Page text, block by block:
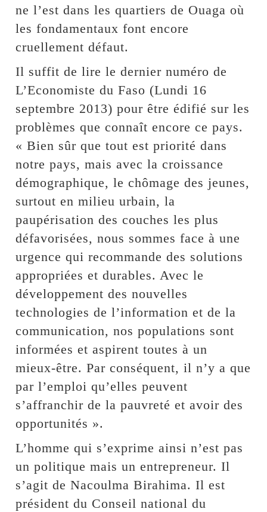
ne l’est dans les quartiers de Ouaga où
les fondamentaux font encore
cruellement défaut.
Il suffit de lire le dernier numéro de
L’Economiste du Faso (Lundi 16
septembre 2013) pour être édifié sur les
problèmes que connaît encore ce pays.
« Bien sûr que tout est priorité dans
notre pays, mais avec la croissance
démographique, le chômage des jeunes,
surtout en milieu urbain, la
paupérisation des couches les plus
défavorisées, nous sommes face à une
urgence qui recommande des solutions
appropriées et durables. Avec le
développement des nouvelles
technologies de l’information et de la
communication, nos populations sont
informées et aspirent toutes à un
mieux-être. Par conséquent, il n’y a que
par l’emploi qu’elles peuvent
s’affranchir de la pauvreté et avoir des
opportunités ».
L’homme qui s’exprime ainsi n’est pas
un politique mais un entrepreneur. Il
s’agit de Nacoulma Birahima. Il est
président du Conseil national du